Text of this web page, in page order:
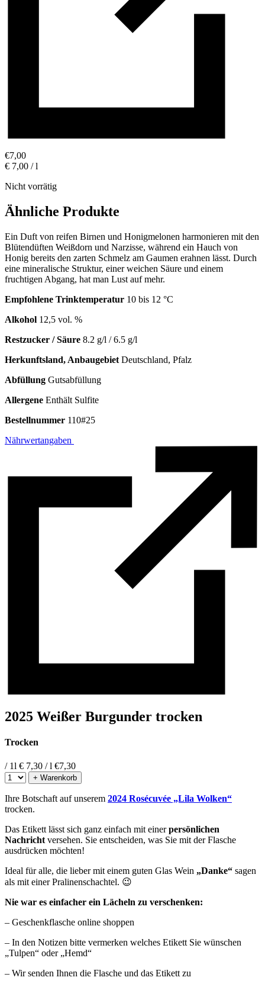
€7,00
€ 7,00 / l
Nicht vorrätig
Ähnliche Produkte
Ein Duft von reifen Birnen und Honigmelonen harmonieren mit den
Blütendüften Weißdorn und Narzisse, während ein Hauch von
Honig bereits den zarten Schmelz am Gaumen erahnen lässt. Durch
eine mineralische Struktur, einer weichen Säure und einem
fruchtigen Abgang, hat man Lust auf mehr.
Empfohlene Trinktemperatur 10 bis 12 °C
Alkohol 12,5 vol. %
Restzucker / Säure 8.2 g/l / 6.5 g/l
Herkunftsland, Anbaugebiet Deutschland, Pfalz
Abfüllung Gutsabfüllung
Allergene Enthält Sulfite
Bestellnummer 110#25
Nährwertangaben
2025 Weißer Burgunder trocken
Trocken
/ 1l € 7,30 / l €7,30
+ Warenkorb
Ihre Botschaft auf unserem 2024 Rosécuvée „Lila Wolken“
trocken.
Das Etikett lässt sich ganz einfach mit einerpersönlichen
Nachricht versehen. Sie entscheiden, was Sie mit der Flasche
ausdrücken möchten!
Ideal für alle, die lieber mit einem guten Glas Wein „Danke“ sagen
als mit einer Pralinenschachtel. 😉
Nie war es einfacher ein Lächeln zu verschenken:
– Geschenkflasche online shoppen
– In den Notizen bitte vermerken welches Etikett Sie wünschen
„Tulpen“ oder „Hemd“
– Wir senden Ihnen die Flasche und das Etikett zu